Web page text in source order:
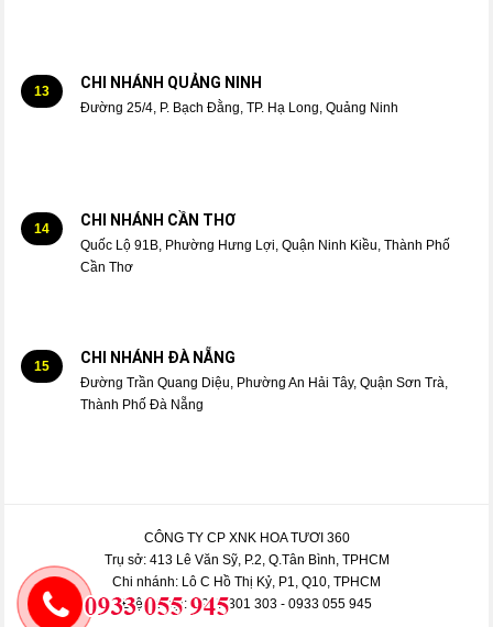
13 CHI NHÁNH QUẢNG NINH
Đường 25/4, P. Bạch Đằng, TP. Hạ Long, Quảng Ninh
14 CHI NHÁNH CẦN THƠ
Quốc Lộ 91B, Phường Hưng Lợi, Quận Ninh Kiều, Thành Phố
Cần Thơ
15 CHI NHÁNH ĐÀ NẴNG
Đường Trần Quang Diệu, Phường An Hải Tây, Quận Sơn Trà,
Thành Phố Đà Nẵng
CÔNG TY CP XNK HOA TƯƠI 360
Trụ sở: 413 Lê Văn Sỹ, P.2, Q.Tân Bình, TPHCM
Chi nhánh: Lô C Hồ Thị Kỷ, P1, Q10, TPHCM
Điện thoại: 0977 301 303 - 0933 055 945